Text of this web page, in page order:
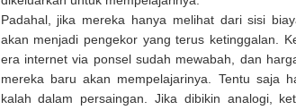
Padahal, jika mereka hanya melihat dari sisi
akan menjadi pengekor yang terus ketinggalan.
era internet via ponsel sudah mewabah, dan
mereka baru akan mempelajarinya. Tentu saja
kalah dalam persaingan. Jika dibikin analogi,